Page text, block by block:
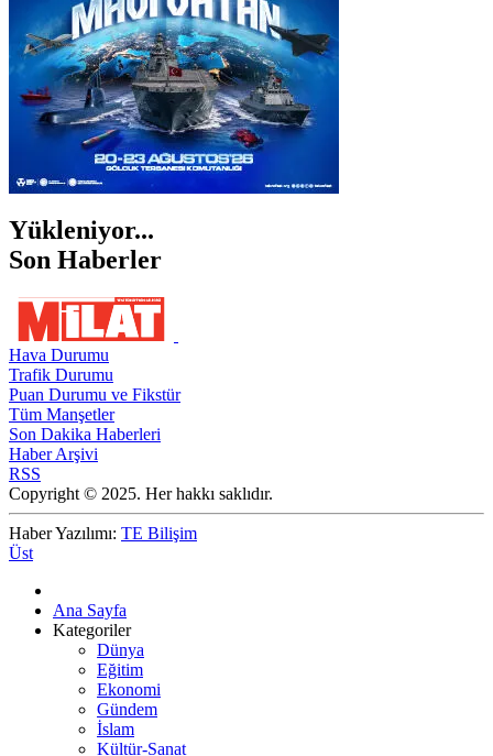
Yükleniyor...
Son Haberler
Hava Durumu
Trafik Durumu
Puan Durumu ve Fikstür
Tüm Manşetler
Son Dakika Haberleri
Haber Arşivi
RSS
Copyright © 2025. Her hakkı saklıdır.
Haber Yazılımı: TE Bilişim
Üst
Ana Sayfa
Kategoriler
Dünya
Eğitim
Ekonomi
Gündem
İslam
Kültür-Sanat